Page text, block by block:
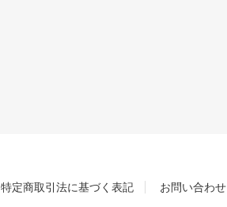
特定商取引法に基づく表記 お問い合わせ